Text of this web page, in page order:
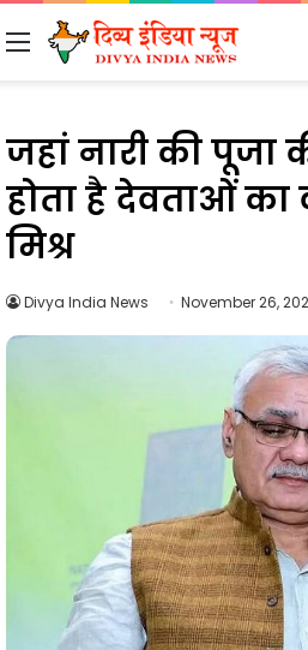
Menu
जहां नारी की पूजा
होता है देवताओं का
मिश्र
Divya India News November 26,